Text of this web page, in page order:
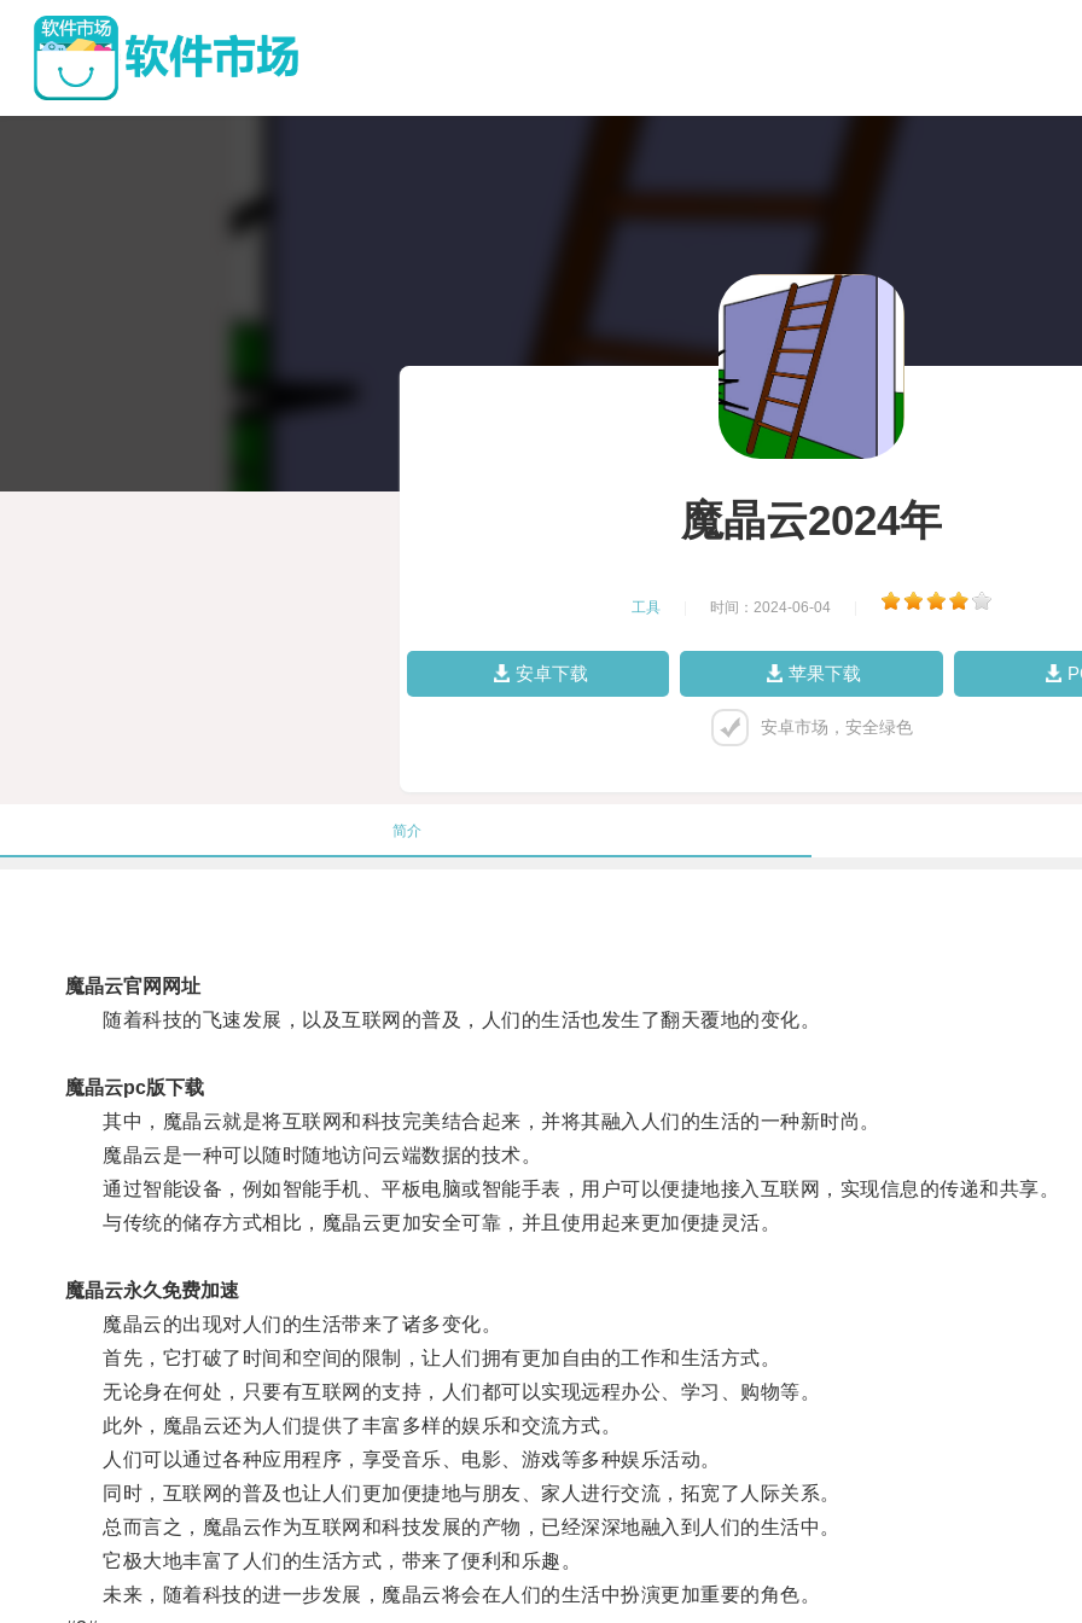
魔晶云2024年
工具 时间：2024-06-04
安卓下载 苹果下载
安卓市场，安全绿色
简介
魔晶云官网网址
随着科技的飞速发展，以及互联网的普及，人们的生活也发生了翻天覆地的变化。
魔晶云pc版下载
其中，魔晶云就是将互联网和科技完美结合起来，并将其融入人们的生活的一种新时尚。
魔晶云是一种可以随时随地访问云端数据的技术。
通过智能设备，例如智能手机、平板电脑或智能手表，用户可以便捷地接入互联网，实现信息的传递和共享。
与传统的储存方式相比，魔晶云更加安全可靠，并且使用起来更加便捷灵活。
魔晶云永久免费加速
魔晶云的出现对人们的生活带来了诸多变化。
首先，它打破了时间和空间的限制，让人们拥有更加自由的工作和生活方式。
无论身在何处，只要有互联网的支持，人们都可以实现远程办公、学习、购物等。
此外，魔晶云还为人们提供了丰富多样的娱乐和交流方式。
人们可以通过各种应用程序，享受音乐、电影、游戏等多种娱乐活动。
同时，互联网的普及也让人们更加便捷地与朋友、家人进行交流，拓宽了人际关系。
总而言之，魔晶云作为互联网和科技发展的产物，已经深深地融入到人们的生活中。
它极大地丰富了人们的生活方式，带来了便利和乐趣。
未来，随着科技的进一步发展，魔晶云将会在人们的生活中扮演更加重要的角色。